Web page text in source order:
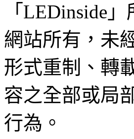
「LEDinside
網站所有，未
形式重制、轉
容之全部或局
行為。